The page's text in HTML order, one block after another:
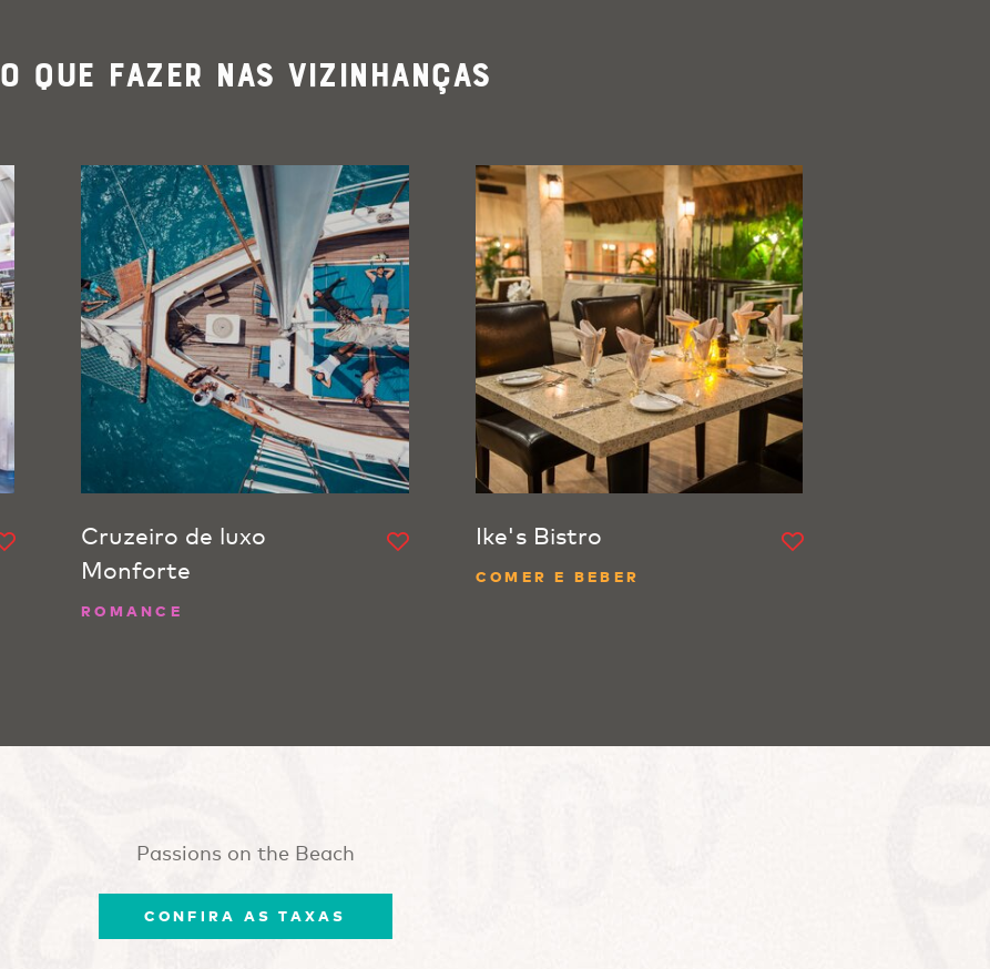
O que Fazer nas Vizinhanças
Cruzeiro de luxo
Monforte
ROMANCE
Ike's Bistro
COMER E BEBER
Passions on the Beach
CONFIRA AS TAXAS